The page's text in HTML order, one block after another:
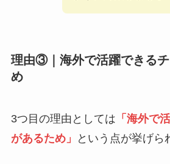
理由③｜海外で活躍できる
め
3つ目の理由としては 「海外で
があるため」
という点が挙げら